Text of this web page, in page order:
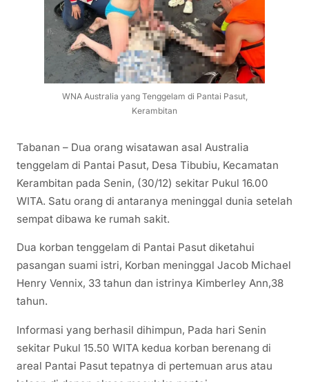
WNA Australia yang Tenggelam di Pantai Pasut,
Kerambitan
Tabanan – Dua orang wisatawan asal Australia
tenggelam di Pantai Pasut, Desa Tibubiu, Kecamatan
Kerambitan pada Senin, (30/12) sekitar Pukul 16.00
WITA. Satu orang di antaranya meninggal dunia setelah
sempat dibawa ke rumah sakit.
Dua korban tenggelam di Pantai Pasut diketahui
pasangan suami istri, Korban meninggal Jacob Michael
Henry Vennix, 33 tahun dan istrinya Kimberley Ann,38
tahun.
Informasi yang berhasil dihimpun, Pada hari Senin
sekitar Pukul 15.50 WITA kedua korban berenang di
areal Pantai Pasut tepatnya di pertemuan arus atau